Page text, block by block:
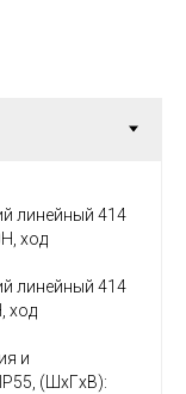
линейный 414
ход
линейный 414
ход
и
(ШxГxВ):